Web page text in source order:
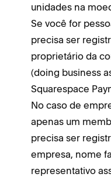
unidades na
Se você for
precisa ser
proprietário da
(doing business
Squarespace
No caso de
apenas um
precisa ser
empresa, nome
representativo